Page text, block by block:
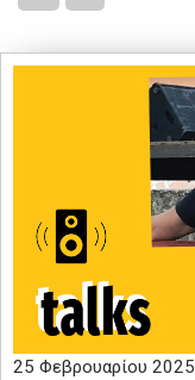
25 Φεβρουαρίου 2025